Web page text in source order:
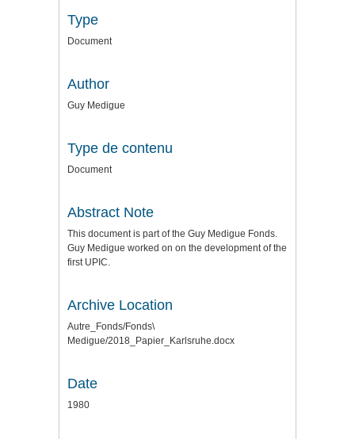
Type
Document
Author
Guy Medigue
Type de contenu
Document
Abstract Note
This document is part of the Guy Medigue Fonds.
Guy Medigue worked on on the development of the
first UPIC.
Archive Location
Autre_Fonds/Fonds\
Medigue/2018_Papier_Karlsruhe.docx
Date
1980